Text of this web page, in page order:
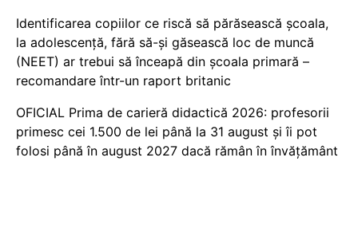
Identificarea copiilor ce riscă să părăsească școala,
la adolescență, fără să-și găsească loc de muncă
(NEET) ar trebui să înceapă din școala primară –
recomandare într-un raport britanic
OFICIAL Prima de carieră didactică 2026: profesorii
primesc cei 1.500 de lei până la 31 august și îi pot
folosi până în august 2027 dacă rămân în învățământ